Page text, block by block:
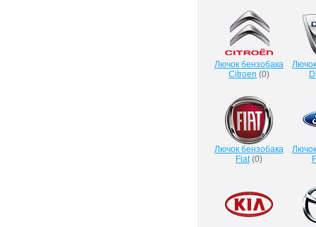
Лючок бензобака
Citroen (0)
Лючок бензобака
Fiat(0)